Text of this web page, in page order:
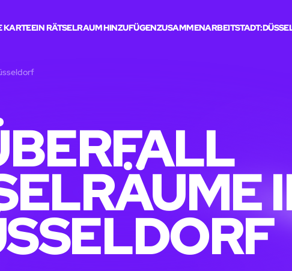
KARTEEIN RÄTSELRAUM HINZUFÜGENZUSAMMENARBEITSTADT: